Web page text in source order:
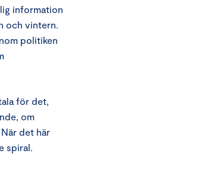
information
och vintern.
politiken
för det,
om
det här
spiral.